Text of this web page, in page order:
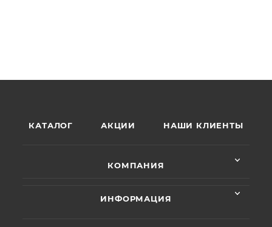
КАТАЛОГ АКЦИИ НАШИ КЛИЕНТЫ
КОМПАНИЯ
ИНФОРМАЦИЯ